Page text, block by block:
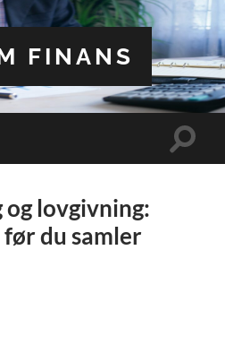
FINANS
Toggle
lovgivning:
du samler